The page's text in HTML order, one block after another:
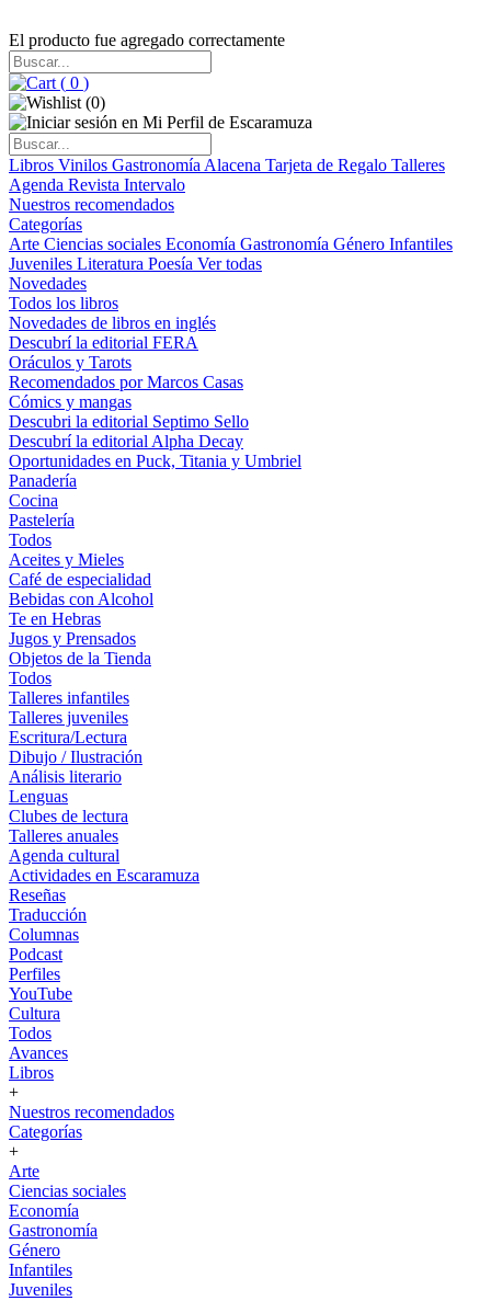
El producto fue agregado correctamente
( 0 )
(0)
Libros Vinilos Gastronomía Alacena Tarjeta de Regalo Talleres
Agenda Revista Intervalo
Nuestros recomendados
Categorías
Arte Ciencias sociales Economía Gastronomía Género Infantiles
Juveniles Literatura Poesía Ver todas
Novedades
Todos los libros
Novedades de libros en inglés
Descubrí la editorial FERA
Oráculos y Tarots
Recomendados por Marcos Casas
Cómics y mangas
Descubri la editorial Septimo Sello
Descubrí la editorial Alpha Decay
Oportunidades en Puck, Titania y Umbriel
Panadería
Cocina
Pastelería
Todos
Aceites y Mieles
Café de especialidad
Bebidas con Alcohol
Te en Hebras
Jugos y Prensados
Objetos de la Tienda
Todos
Talleres infantiles
Talleres juveniles
Escritura/Lectura
Dibujo / Ilustración
Análisis literario
Lenguas
Clubes de lectura
Talleres anuales
Agenda cultural
Actividades en Escaramuza
Reseñas
Traducción
Columnas
Podcast
Perfiles
YouTube
Cultura
Todos
Avances
Libros
+
Nuestros recomendados
Categorías
+
Arte
Ciencias sociales
Economía
Gastronomía
Género
Infantiles
Juveniles